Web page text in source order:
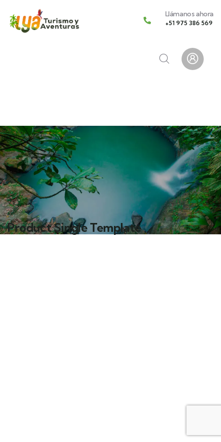
Llámanos ahora
+51 975 386 569
Product Single Template